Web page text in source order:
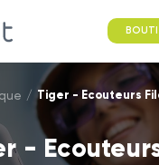
/ Tiger - Ecouteurs
-